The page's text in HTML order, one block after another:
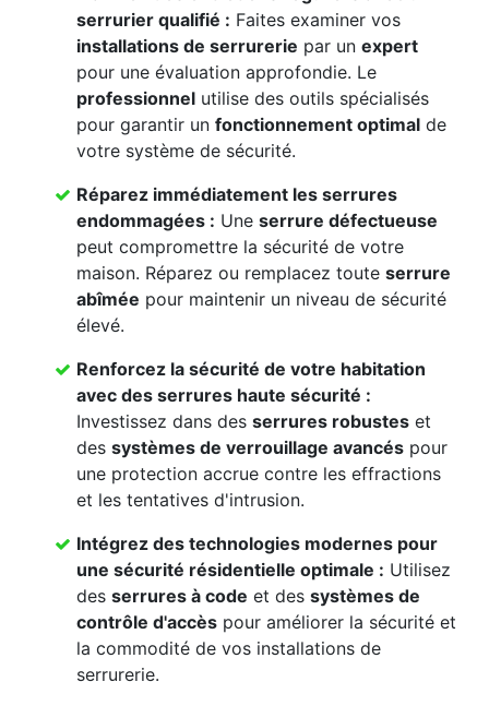
serrurier qualifié : Faites examiner vos
installations de serrurerie par un expert
pour une évaluation approfondie. Le
professionnel utilise des outils spécialisés
pour garantir un fonctionnement optimal de
votre système de sécurité.
Réparez immédiatement les serrures
endommagées : Une serrure défectueuse
peut compromettre la sécurité de votre
maison. Réparez ou remplacez toute serrure
abîmée pour maintenir un niveau de sécurité
élevé.
Renforcez la sécurité de votre habitation
avec des serrures haute sécurité :
Investissez dans des serrures robustes et
des systèmes de verrouillage avancés pour
une protection accrue contre les effractions
et les tentatives d'intrusion.
Intégrez des technologies modernes pour
une sécurité résidentielle optimale : Utilisez
des serrures à code et des systèmes de
contrôle d'accès pour améliorer la sécurité et
la commodité de vos installations de
serrurerie.